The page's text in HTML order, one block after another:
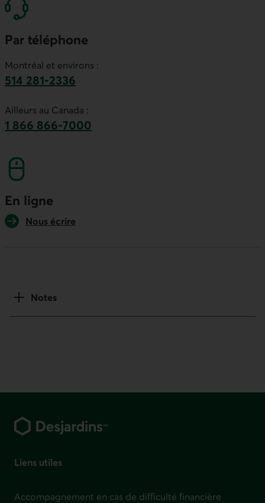
Par téléphone
Montréal et environs :
514 281-2336
Ailleurs au Canada :
1 866 866-7000
En ligne
Nous écrire
Notes
Liens utiles
Accompagnement en cas de difficulté financière